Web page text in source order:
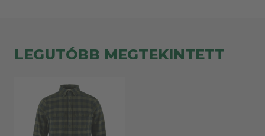
LEGUTÓBB MEGTEKINTETT